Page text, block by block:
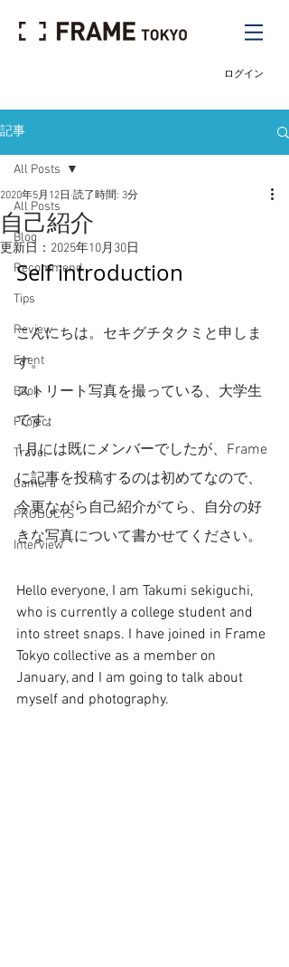
ログイン
記事
All Posts
Blog
Recommend
Tips
Review
Event
Book
Project
Travel
Camera
PRODUCTS
Interview
All Posts
自己紹介
2020年5月12日 読了時間: 3分
更新日： 2025年10月30日
Self introduction
こんにちは。セキグチタクミと申しま
す。
ストリート写真を撮っている、大学生
です。
1月には既にメンバーでしたが、Frame
に記事を投稿するのは初めてなので、
今更ながら自己紹介がてら、自分の好
きな写真について書かせてください。
Hello everyone, I am Takumi sekiguchi,
who is currently a college student and
into street snaps. I have joined in Frame
Tokyo collective as a member on
January, and I am going to talk about
myself and photography.